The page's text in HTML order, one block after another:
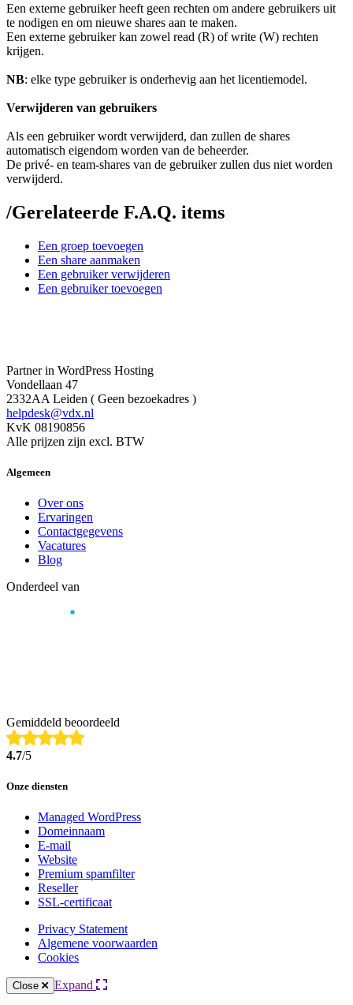
Een externe gebruiker heeft geen rechten om andere gebruikers uit
te nodigen en om nieuwe shares aan te maken.
Een externe gebruiker kan zowel read (R) of write (W) rechten
krijgen.
NB: elke type gebruiker is onderhevig aan het licentiemodel.
Verwijderen van gebruikers
Als een gebruiker wordt verwijderd, dan zullen de shares
automatisch eigendom worden van de beheerder.
De privé- en team-shares van de gebruiker zullen dus niet worden
verwijderd.
/Gerelateerde F.A.Q. items
Een groep toevoegen
Een share aanmaken
Een gebruiker verwijderen
Een gebruiker toevoegen
Partner in WordPress Hosting
Vondellaan 47
2332AA Leiden ( Geen bezoekadres )
helpdesk@vdx.nl
KvK 08190856
Alle prijzen zijn excl. BTW
Algemeen
Over ons
Ervaringen
Contactgegevens
Vacatures
Blog
Onderdeel van
Gemiddeld beoordeeld
4.7/5
Onze diensten
Managed WordPress
Domeinnaam
E-mail
Website
Premium spamfilter
Reseller
SSL-certificaat
Privacy Statement
Algemene voorwaarden
Cookies
Close Expand